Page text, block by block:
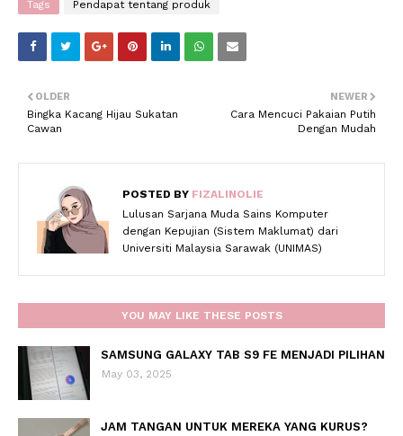
Tags Pendapat tentang produk
NEWER
Cara Mencuci Pakaian Putih
Dengan Mudah
OLDER
Bingka Kacang Hijau Sukatan
Cawan
POSTED BY FIZALINOLIE
Lulusan Sarjana Muda Sains Komputer
dengan Kepujian (Sistem Maklumat) dari
Universiti Malaysia Sarawak (UNIMAS)
YOU MAY LIKE THESE POSTS
SAMSUNG GALAXY TAB S9 FE MENJADI PILIHAN
May 03, 2025
JAM TANGAN UNTUK MEREKA YANG KURUS?